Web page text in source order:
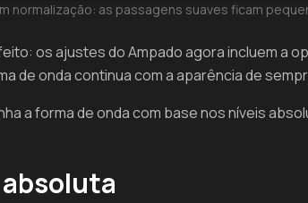
normalização: as passagens suaves ficam
os ajustes do Ampado agora incluem a
de onda continua com a aparência de
a forma de onda com base nos níveis